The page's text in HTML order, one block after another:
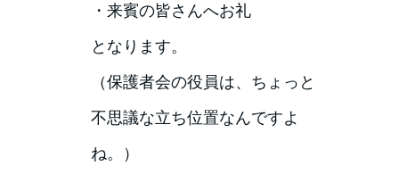
・来賓の皆さんへお礼
となります。
（保護者会の役員は、ちょっと
不思議な立ち位置なんですよ
ね。）